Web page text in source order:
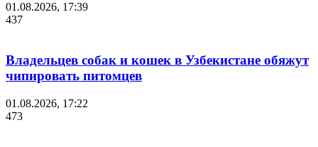
01.08.2026, 17:39
437
Владельцев собак и кошек в Узбекистане обяжут
чипировать питомцев
01.08.2026, 17:22
473